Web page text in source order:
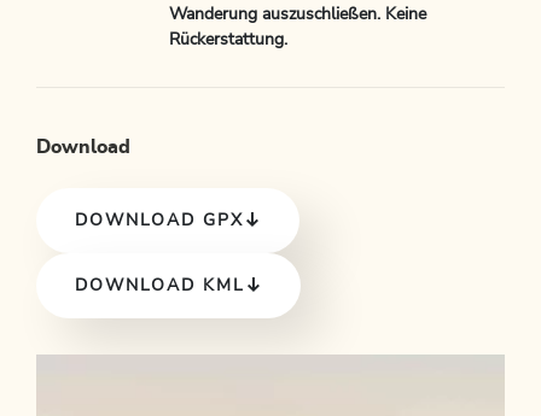
Wanderung auszuschließen. Keine
Rückerstattung.
Download
DOWNLOAD GPX
DOWNLOAD KML